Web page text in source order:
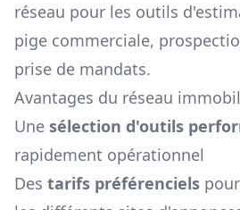
réseau pour les outils
pige commerciale,
prise de mandats.
Avantages du réseau
Une sélection d'outils
rapidement opérationnel
Des tarifs préférenciels